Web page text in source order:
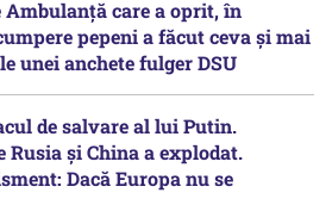
Ambulanță care a oprit, în
pepeni a făcut ceva și mai
unei anchete fulger DSU
de salvare al lui Putin.
Rusia și China a explodat.
Dacă Europa nu se